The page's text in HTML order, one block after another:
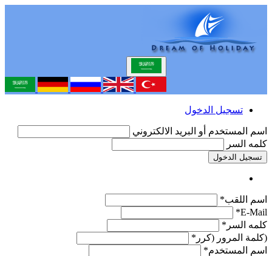
تسجيل الدخول
اسم المستخدم أو البريد الالكتروني
كلمه السر
تسجيل الدخول
اسم اللقب*
E-Mail*
كلمه السر*
(كلمة المرور (كرر*
اسم المستخدم*